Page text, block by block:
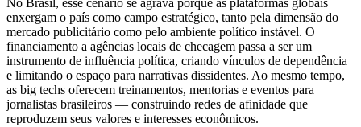
No Brasil, esse cenário se agrava porque as plataformas globais
enxergam o país como campo estratégico, tanto pela dimensão do
mercado publicitário como pelo ambiente político instável. O
financiamento a agências locais de checagem passa a ser um
instrumento de influência política, criando vínculos de dependência
e limitando o espaço para narrativas dissidentes. Ao mesmo tempo,
as big techs oferecem treinamentos, mentorias e eventos para
jornalistas brasileiros — construindo redes de afinidade que
reproduzem seus valores e interesses econômicos.